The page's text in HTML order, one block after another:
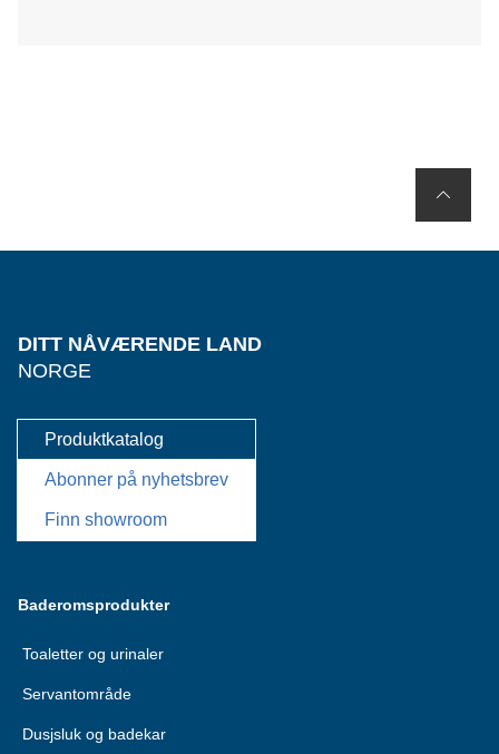
DITT NÅVÆRENDE LAND
NORGE
Produktkatalog
Abonner på nyhetsbrev
Finn showroom
Baderomsprodukter
Toaletter og urinaler
Servantområde
Dusjsluk og badekar